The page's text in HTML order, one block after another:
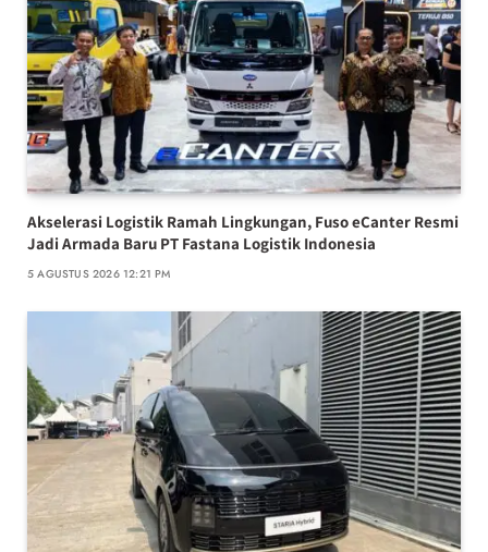
Akselerasi Logistik Ramah Lingkungan, Fuso eCanter Resmi
Jadi Armada Baru PT Fastana Logistik Indonesia
5 AGUSTUS 2026 12:21 PM